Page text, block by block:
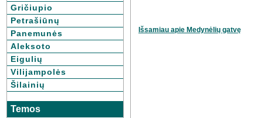
Gričiupio
Petrašiūnų
Panemunės
Aleksoto
Eigulių
Vilijampolės
Šilainių
Temos
Išsamiau apie Medynėlių gatvę